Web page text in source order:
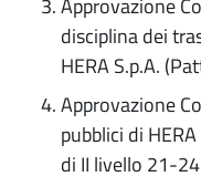
Approvazione
disciplina dei
HERA S.p.A.
Approvazione
pubblici di
di II livello 21-